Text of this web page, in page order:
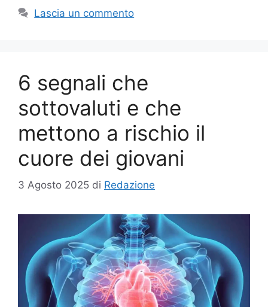
Lascia un commento
6 segnali che
sottovaluti e che
mettono a rischio il
cuore dei giovani
3 Agosto 2025 di Redazione